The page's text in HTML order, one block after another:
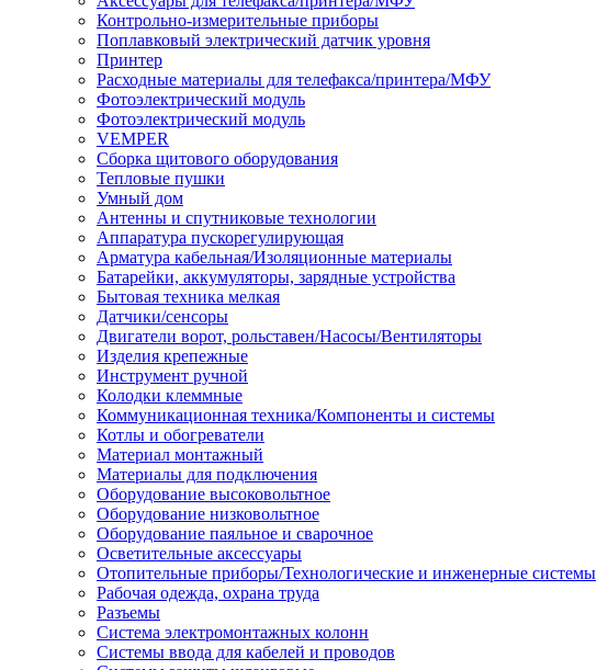
Контрольно-измерительные приборы
Поплавковый электрический датчик уровня
Принтер
Расходные материалы для телефакса/принтера/МФУ
Фотоэлектрический модуль
Фотоэлектрический модуль
VEMPER
Сборка щитового оборудования
Тепловые пушки
Умный дом
Антенны и спутниковые технологии
Аппаратура пускорегулирующая
Арматура кабельная/Изоляционные материалы
Батарейки, аккумуляторы, зарядные устройства
Бытовая техника мелкая
Датчики/сенсоры
Двигатели ворот, рольставен/Насосы/Вентиляторы
Изделия крепежные
Инструмент ручной
Колодки клеммные
Коммуникационная техника/Компоненты и системы
Котлы и обогреватели
Материал монтажный
Материалы для подключения
Оборудование высоковольтное
Оборудование низковольтное
Оборудование паяльное и сварочное
Осветительные аксессуары
Отопительные приборы/Технологические и инженерные системы
Рабочая одежда, охрана труда
Разъемы
Система электромонтажных колонн
Системы ввода для кабелей и проводов